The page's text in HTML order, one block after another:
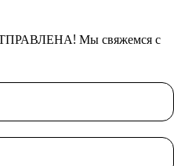
Мы свяжемся с